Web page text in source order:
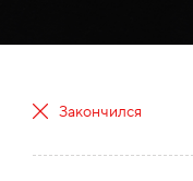
Закончился